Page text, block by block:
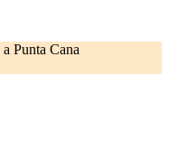
Punta Cana